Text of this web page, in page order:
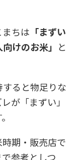
ちは 「まずい
けのお米」 と
ると物足りな
が「まずい」
期・販売店で
参考としつ